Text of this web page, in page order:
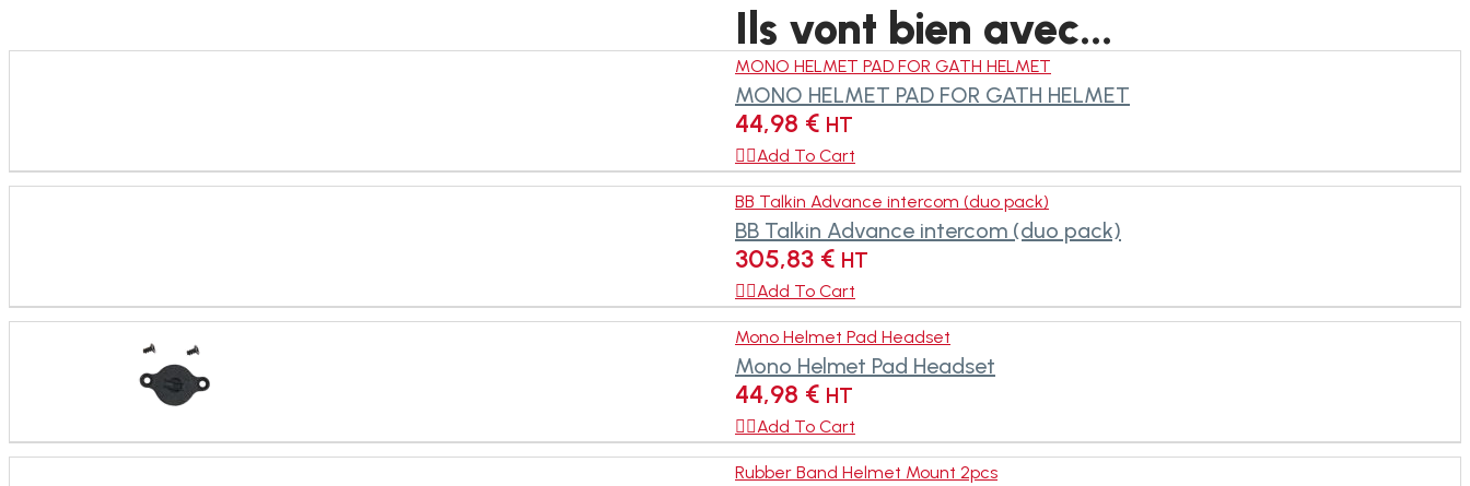
Ils vont bien avec...
MONO HELMET PAD FOR GATH HELMET
MONO HELMET PAD FOR GATH HELMET
44,98 € HT
Add To Cart
BB Talkin Advance intercom (duo pack)
BB Talkin Advance intercom (duo pack)
305,83 € HT
Add To Cart
Mono Helmet Pad Headset
Mono Helmet Pad Headset
44,98 € HT
Add To Cart
Rubber Band Helmet Mount 2pcs